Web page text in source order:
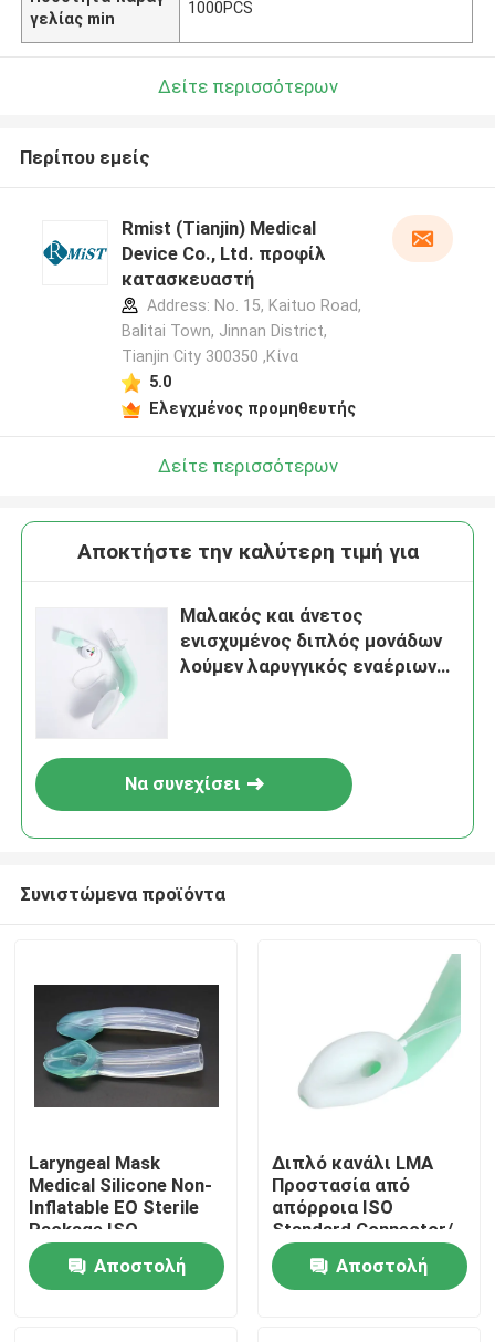
Αρχική Σελίδα
Προϊόντα
γελίας min
1000PCS
Δείτε περισσότερων
Περίπου εμείς
Rmist (Tianjin) Medical
Device Co., Ltd. προφίλ
κατασκευαστή
Address: No. 15, Kaituo Road,
Balitai Town, Jinnan District,
Tianjin City 300350 ,Κίνα
5.0
Ελεγχμένος προμηθευτής
Δείτε περισσότερων
Αποκτήστε την καλύτερη τιμή για
Μαλακός και άνετος
ενισχυμένος διπλός μονάδων
λούμεν λαρυγγικός εναέριων
Να συνεχίσει
Συνιστώμενα προϊόντα
Laryngeal Mask
Medical Silicone Non-
Inflatable EO Sterile
Package ISO
Certificated
Αποστολή
Διπλό κανάλι LMA
Προστασία από
απόρροια ISO
Standard Connector/
Medical Silicone
Structure/ CE ISO
Αποστολή